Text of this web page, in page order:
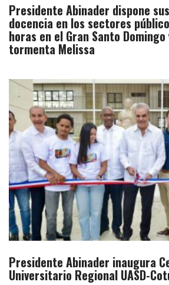
Presidente Abinader dispone
docencia en los sectores
horas en el Gran Santo
tormenta Melissa
Presidente Abinader inaugura
Universitario Regional UASD-